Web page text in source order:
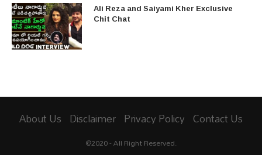
Ali Reza and Saiyami Kher Exclusive
Chit Chat
About Us Disclaimer Privacy Policy Contact Us
@2020 - All Right Reserved.